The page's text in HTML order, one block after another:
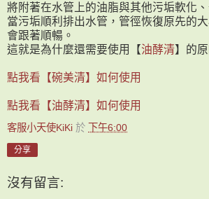
將附著在水管上的油脂與其他污垢軟化、
當污垢順利排出水管，管徑恢復原先的
會跟著順暢。
這就是為什麼還需要使用【油酵清】的
點我看【碗美清】如何使用
點我看【油酵清】如何使用
客服小天使KiKi 於 下午6:00
分享
沒有留言: